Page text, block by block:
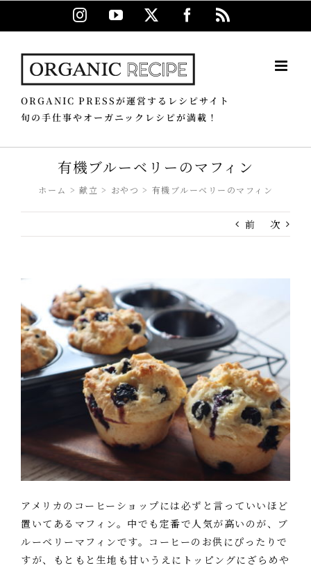
Instagram
YouTube Facebook
ORGANIC PRESSが運営するレシピサイト
旬の手仕事やオーガニックレシピが満載！
有機ブルーベリーのマフィン
ホーム 献立 おやつ 有機ブルーベリーのマフィン
前 次
アメリカのコーヒーショップには必ずと言っていいほど
置いてあるマフィン。中でも定番で人気が高いのが、ブ
ルーベリーマフィンです。コーヒーのお供にぴったりで
すが、もともと生地も甘いうえにトッピングにざらめや